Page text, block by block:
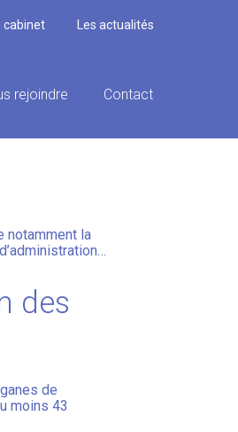
cabinet Les actualités
rejoindre Contact
notamment la
des
de
moins 43